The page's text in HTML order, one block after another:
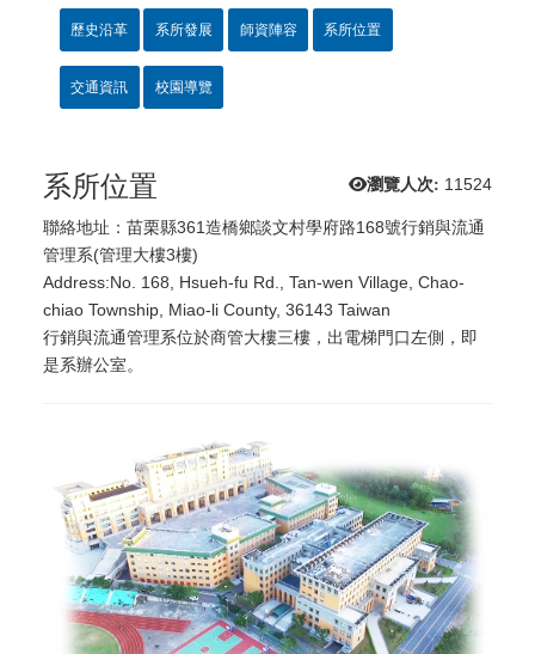
歷史沿革 系所發展 師資陣容 系所位置
交通資訊 校園導覽
瀏覽人次: 11524
系所位置
聯絡地址：苗栗縣361造橋鄉談文村學府路168號行銷與流通
管理系(管理大樓3樓)
Address:No. 168, Hsueh-fu Rd., Tan-wen Village, Chao-
chiao Township, Miao-li County, 36143 Taiwan
行銷與流通管理系位於商管大樓三樓，出電梯門口左側，即
是系辦公室。